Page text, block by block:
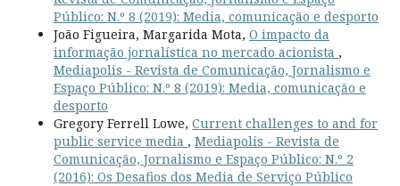
Público: N.º 8 (2019): Media, comunicação e desporto
João Figueira, Margarida Mota, O impacto da
informação jornalística no mercado acionista ,
Mediapolis - Revista de Comunicação, Jornalismo e
Espaço Público: N.º 8 (2019): Media, comunicação e
desporto
Gregory Ferrell Lowe, Current challenges to and for
public service media , Mediapolis - Revista de
Comunicação, Jornalismo e Espaço Público: N.º 2
(2016): Os Desafios dos Media de Serviço Público